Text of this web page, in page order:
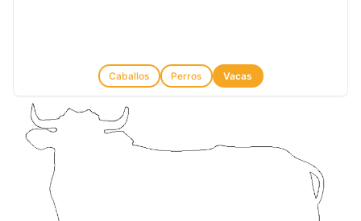
Caballos Perros Vacas